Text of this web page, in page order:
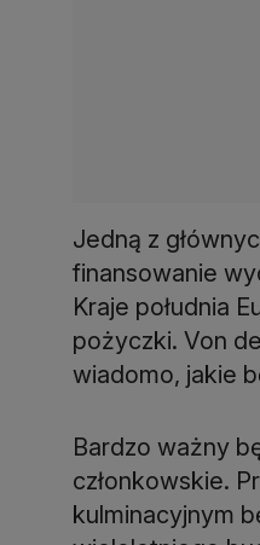
Jedną z
finansowanie
Kraje południa
pożyczki. Von
wiadomo, jakie
Bardzo ważny
członkowskie.
kulminacyjnym